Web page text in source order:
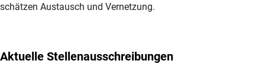
schätzen Austausch und Vernetzung.
Aktuelle Stellenausschreibungen